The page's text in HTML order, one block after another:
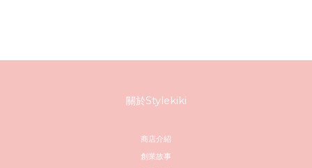
關於Stylekiki
商店介紹
創業故事